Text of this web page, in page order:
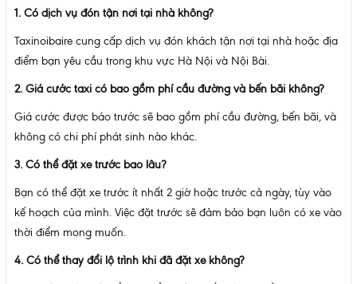
1. Có dịch vụ đón tận nơi tại nhà không?
Taxinoibaire cung cấp dịch vụ đón khách tận nơi tại nhà hoặc địa
điểm bạn yêu cầu trong khu vực Hà Nội và Nội Bài.
2. Giá cước taxi có bao gồm phí cầu đường và bến bãi không?
Giá cước được báo trước sẽ bao gồm phí cầu đường, bến bãi, và
không có chi phí phát sinh nào khác.
3. Có thể đặt xe trước bao lâu?
Bạn có thể đặt xe trước ít nhất 2 giờ hoặc trước cả ngày, tùy vào
kế hoạch của mình. Việc đặt trước sẽ đảm bảo bạn luôn có xe vào
thời điểm mong muốn.
4. Có thể thay đổi lộ trình khi đã đặt xe không?